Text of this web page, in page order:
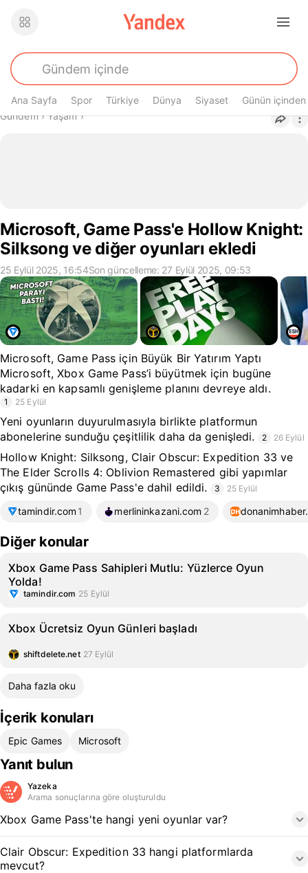
Ana Sayfa Spor Türkiye Dünya Siyaset Günün içinden
Buradasın
Gündem› Yaşam›
Microsoft, Game Pass'e Hollow Knight:
Silksong ve diğer oyunları ekledi
25 Eylül 2025, 16:54Son güncelleme: 27 Eylül 2025, 09:53
Microsoft, Game Pass için Büyük Bir Yatırım Yaptı
Microsoft, Xbox Game Pass’i büyütmek için bugüne
kadarki en kapsamlı genişleme planını devreye aldı.
1 25 Eylül
Yeni oyunların duyurulmasıyla birlikte platformun
abonelerine sunduğu çeşitlilik daha da genişledi.
2 26 Eylül
Hollow Knight: Silksong, Clair Obscur: Expedition 33 ve
The Elder Scrolls 4: Oblivion Remastered gibi yapımlar
çıkış gününde Game Pass'e dahil edildi.
3 25 Eylül
tamindir.com 1 merlininkazani.com 2
Diğer konular
Xbox Game Pass Sahipleri Mutlu: Yüzlerce Oyun
Yolda!
tamindir.com 25 Eylül
Xbox Ücretsiz Oyun Günleri başladı
shiftdelete.net 27 Eylül
Daha fazla oku
İçerik konuları
Epic Games Microsoft
Yanıt bulun
Yazeka
Arama sonuçlarına göre oluşturuldu
Xbox Game Pass'te hangi yeni oyunlar var?
Clair Obscur: Expedition 33 hangi platformlarda
mevcut?